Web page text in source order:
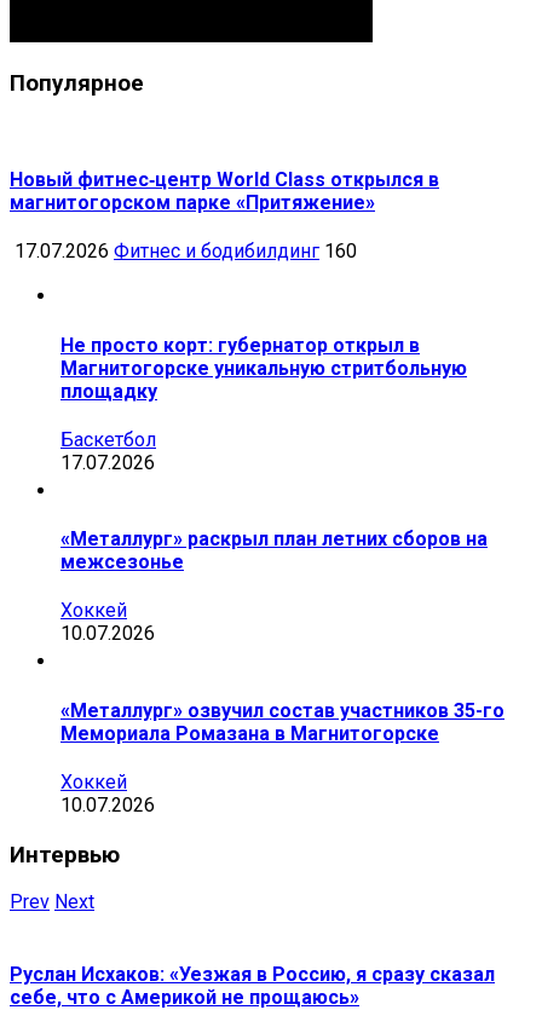
Популярное
Новый фитнес‑центр World Class открылся в
магнитогорском парке «Притяжение»
17.07.2026 Фитнес и бодибилдинг 160
Не просто корт: губернатор открыл в
Магнитогорске уникальную стритбольную
площадку
Баскетбол
17.07.2026
«Металлург» раскрыл план летних сборов на
межсезонье
Хоккей
10.07.2026
«Металлург» озвучил состав участников 35-го
Мемориала Ромазана в Магнитогорске
Хоккей
10.07.2026
Интервью
Prev Next
Руслан Исхаков: «Уезжая в Россию, я сразу сказал
себе, что с Америкой не прощаюсь»